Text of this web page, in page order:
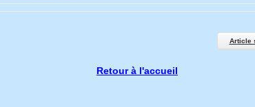
Article
Retour à l'accueil